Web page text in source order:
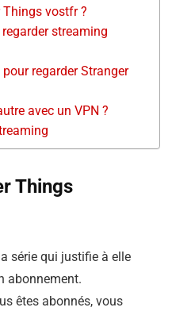
Things vostfr ?
streaming
regarder Stranger
avec un VPN ?
Things
série qui justifie à elle
abonnement.
êtes abonnés, vous